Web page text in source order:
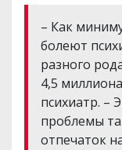
– Как
болеют
разного
4,5
психиатр. –
проблемы
отпечаток